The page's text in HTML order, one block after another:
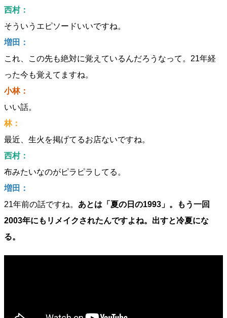
西村：
そういうエピソードいいですね。
増田：
これ、この先も絶対に覚えているんだろうなって。21年経
った今も覚えてますね。
小林：
いい話。
林：
最近、生火を掲げてるお店ないですね。
西村：
布みたいなのがピラピラしてる。
増田：
21年前の話ですね。 あとは「夏の日の1993」。もう一回
2003年にもリメイクされたんですよね。出すと冷夏にな
る。